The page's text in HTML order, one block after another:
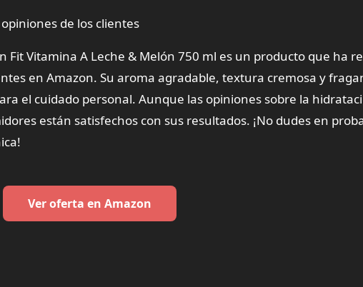
de los clientes
Fit Vitamina A Leche & Melón 750 ml es un producto que ha
en Amazon. Su aroma agradable, textura cremosa y
el cuidado personal. Aunque las opiniones sobre la
están satisfechos con sus resultados. ¡No dudes en
Ver oferta en Amazon